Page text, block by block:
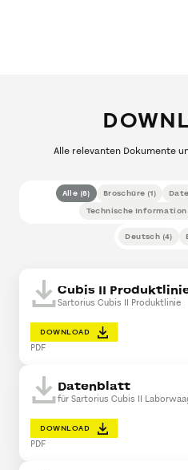
Alle relevanten Dokumente
Alle (8) Broschüre (1)
Technische Information
Deutsch (4)
Cubis II
Sartorius Cubis II Produktlinie
DOWNLOAD
PDF
Datenblatt
für Sartorius Cubis II
DOWNLOAD
PDF